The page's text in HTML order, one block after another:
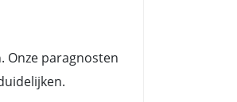
Onze paragnosten